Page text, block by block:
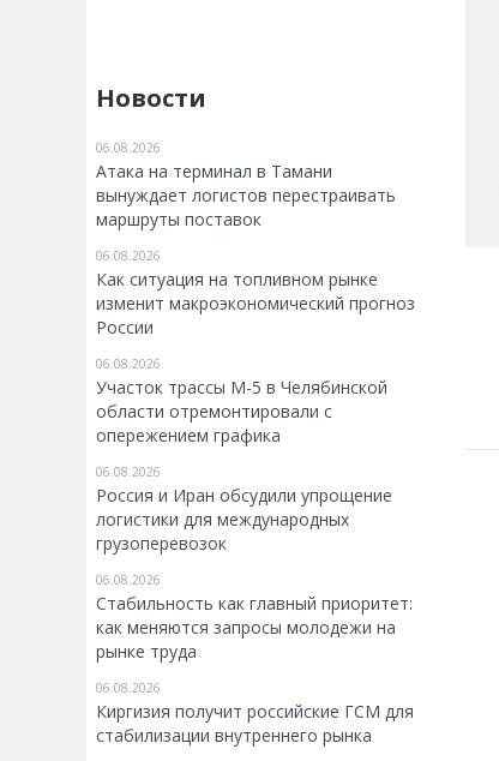
Новости
06.08.2026
Атака на терминал в Тамани
вынуждает логистов перестраивать
маршруты поставок
06.08.2026
Как ситуация на топливном рынке
изменит макроэкономический прогноз
России
06.08.2026
Участок трассы М-5 в Челябинской
области отремонтировали с
опережением графика
06.08.2026
Россия и Иран обсудили упрощение
логистики для международных
грузоперевозок
06.08.2026
Стабильность как главный приоритет:
как меняются запросы молодежи на
рынке труда
06.08.2026
Киргизия получит российские ГСМ для
стабилизации внутреннего рынка